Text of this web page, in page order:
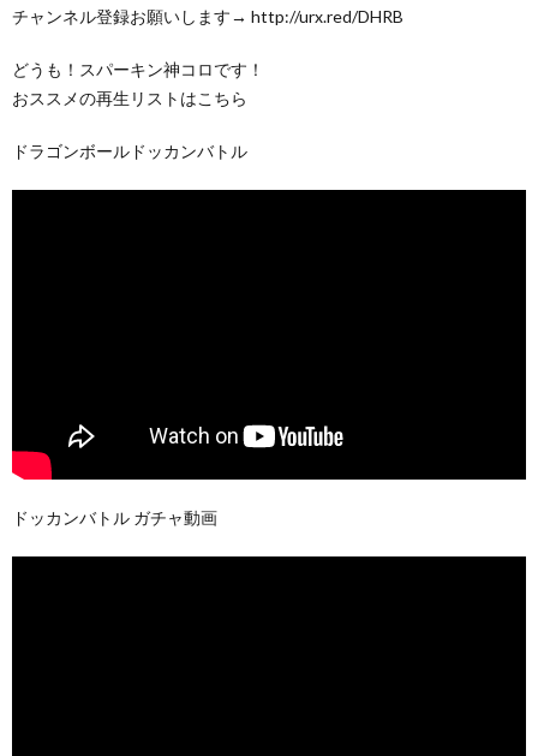
チャンネル登録お願いします→ http://urx.red/DHRB
どうも！スパーキン神コロです！
おススメの再生リストはこちら
ドラゴンボールドッカンバトル
ドッカンバトル ガチャ動画